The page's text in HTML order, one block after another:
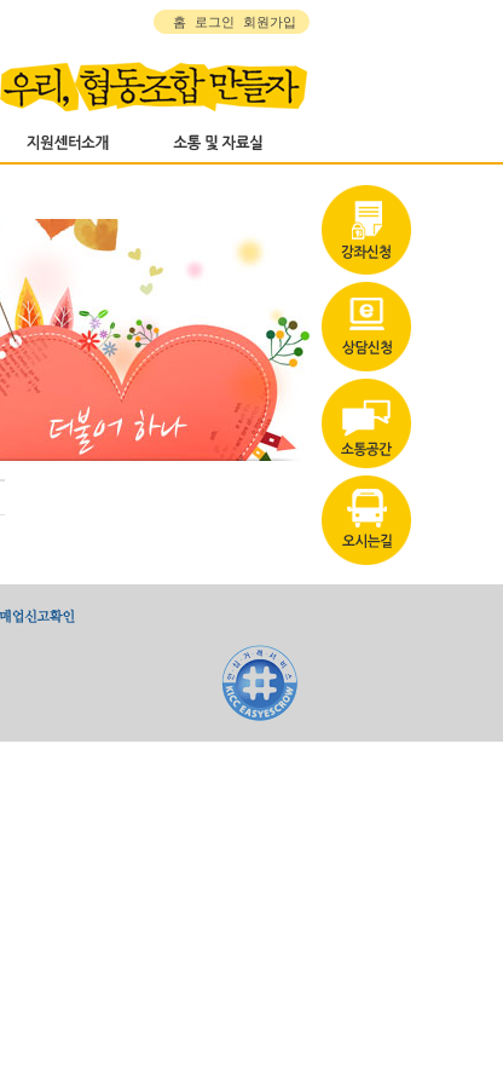
홈 로그인 회원가입